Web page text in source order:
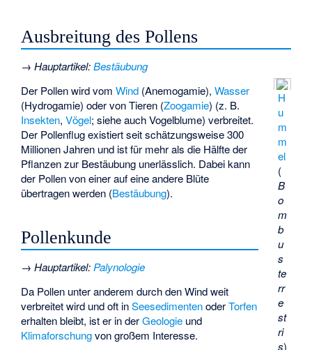
Ausbreitung des Pollens
→Hauptartikel:Bestäubung
H
u
m
m
el
(
B
o
m
b
u
s
te
rr
e
st
ri
s)
Der Pollen wird vomWind (Anemogamie),Wasser
(Hydrogamie) oder von Tieren (Zoogamie) (z. B.
Insekten,Vögel; siehe auchVogelblume) verbreitet.
Der Pollenflug existiert seit schätzungsweise 300
Millionen Jahren und ist für mehr als die Hälfte der
Pflanzen zur Bestäubung unerlässlich. Dabei kann
der Pollen von einer auf eine andere Blüte
übertragen werden (Bestäubung).
Pollenkunde
→Hauptartikel:Palynologie
Da Pollen unter anderem durch den Wind weit
verbreitet wird und oft inSeesedimentenoderTorfen
erhalten bleibt, ist er in derGeologie und
Klimaforschungvon großem Interesse.